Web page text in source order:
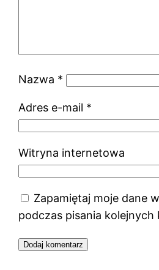
Nazwa *
Adres e-mail *
Witryna internetowa
Zapamiętaj moje dane
podczas pisania kolejnych